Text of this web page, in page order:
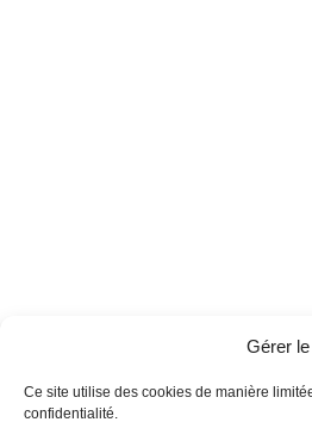
Gérer
Ce site utilise des cookies de manière
confidentialité.